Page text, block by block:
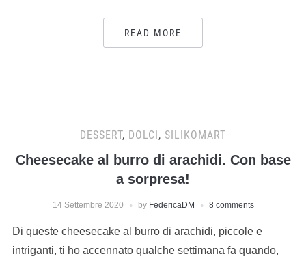
READ MORE
DESSERT, DOLCI, SILIKOMART
Cheesecake al burro di arachidi. Con base
a sorpresa!
14 Settembre 2020 by FedericaDM 8 comments
Di queste cheesecake al burro di arachidi, piccole e
intriganti, ti ho accennato qualche settimana fa quando,